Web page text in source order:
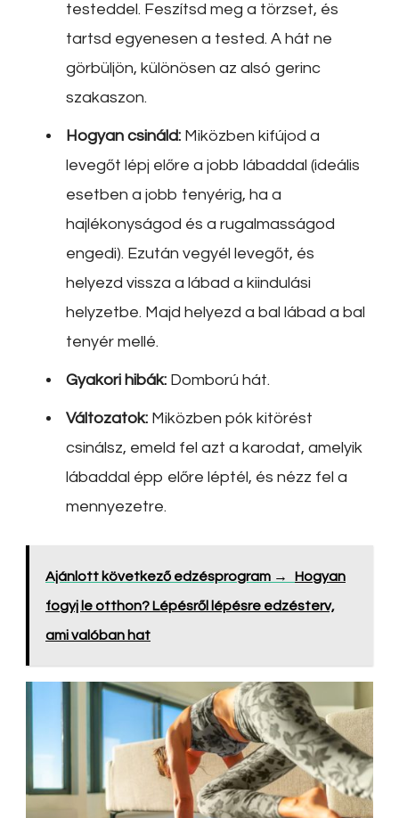
testeddel. Feszítsd meg a törzset, és
tartsd egyenesen a tested. A hát ne
görbüljön, különösen az alsó gerinc
szakaszon.
Hogyan csináld: Miközben kifújod a
levegőt lépj előre a jobb lábaddal (ideális
esetben a jobb tenyérig, ha a
hajlékonyságod és a rugalmasságod
engedi). Ezután vegyél levegőt, és
helyezd vissza a lábad a kiindulási
helyzetbe. Majd helyezd a bal lábad a bal
tenyér mellé.
Gyakori hibák: Domború hát.
Változatok: Miközben pók kitörést
csinálsz, emeld fel azt a karodat, amelyik
lábaddal épp előre léptél, és nézz fel a
mennyezetre.
Ajánlott következő edzésprogram → Hogyan
fogyj le otthon? Lépésről lépésre edzésterv,
ami valóban hat